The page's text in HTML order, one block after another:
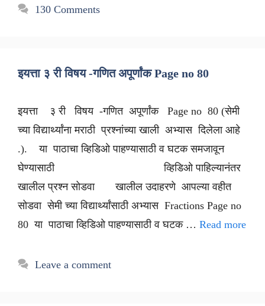
130 Comments
इयत्ता ३ री विषय -गणित अपूर्णांक Page no 80
इयत्ता ३ री विषय -गणित अपूर्णांक Page no 80 (सेमी
च्या विद्यार्थ्यांना मराठी प्रश्नांच्या खाली अभ्यास दिलेला आहे
.). या पाठाचा व्हिडिओ पाहण्यासाठी व घटक समजावून
घेण्यासाठी व्हिडिओ पाहिल्यानंतर
खालील प्रश्न सोडवा खालील उदाहरणे आपल्या वहीत
सोडवा सेमी च्या विद्यार्थ्यांसाठी अभ्यास Fractions Page no
80 या पाठाचा व्हिडिओ पाहण्यासाठी व घटक … Read more
Leave a comment